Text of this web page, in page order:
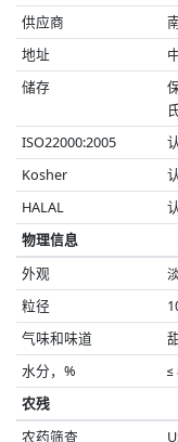
供应商
地址
储存
ISO22000:2005
Kosher
HALAL
物理信息
外观
粒径
气味和味道
水分，%
≤
农残
农药筛查